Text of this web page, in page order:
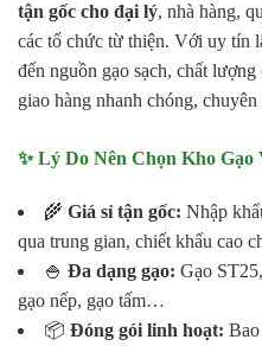
tận gốc cho đại lý, nhà hàng,
các tổ chức từ thiện. Với uy tín
đến nguồn gạo sạch, chất
giao hàng nhanh chóng, chuyên
✨ Lý Do Nên Chọn Kho
🌾 Giá sỉ tận gốc: Nhập
qua trung gian, chiết khấu cao
🍚 Đa dạng gạo: Gạo
gạo nếp, gạo tấm…
📦 Đóng gói linh hoạt: